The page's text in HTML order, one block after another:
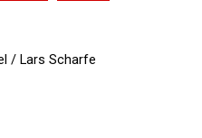
/ Lars Scharfe